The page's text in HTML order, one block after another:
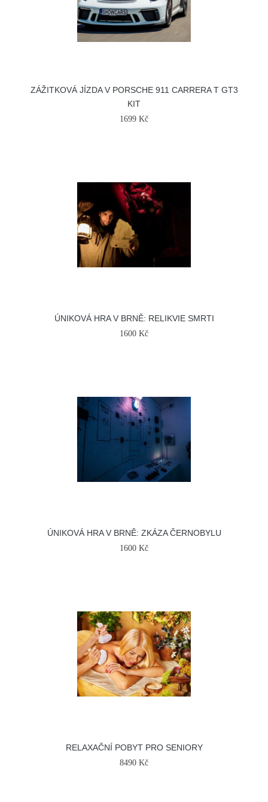
ZÁŽITKOVÁ JÍZDA V PORSCHE 911 CARRERA T GT3
KIT
1699 Kč
ÚNIKOVÁ HRA V BRNĚ: RELIKVIE SMRTI
1600 Kč
ÚNIKOVÁ HRA V BRNĚ: ZKÁZA ČERNOBYLU
1600 Kč
RELAXAČNÍ POBYT PRO SENIORY
8490 Kč